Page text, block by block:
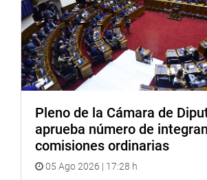
sectores y poblaciones más
congresista Yesenia Ponce Villareal
En esa misma línea de opinión, la
Montenegro Figueroa (APP), dio a
preocupación por la posible
servicios y beneficios de Pronabec, en
instituciones educativas del país.
Pleno de la Cámara de
aprueba número de
comisiones ordinarias
05 Ago 2026 | 17:28 h